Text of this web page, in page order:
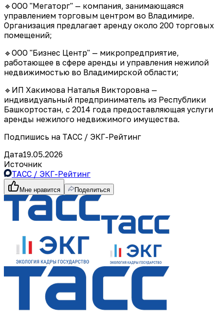
🔹ООО "Мегаторг" — компания, занимающаяся
управлением торговым центром во Владимире.
Организация предлагает аренду около 200 торговых
помещений;
🔹ООО "Бизнес Центр" — микропредприятие,
работающее в сфере аренды и управления нежилой
недвижимостью во Владимирской области;
🔹ИП Хакимова Наталья Викторовна —
индивидуальный предприниматель из Республики
Башкортостан, с 2014 года предоставляющая услуги
аренды нежилого недвижимого имущества.
Подпишись на ТАСС / ЭКГ-Рейтинг
Дата19.05.2026
Источник
ТАСС / ЭКГ-Рейтинг
Мне нравится Поделиться